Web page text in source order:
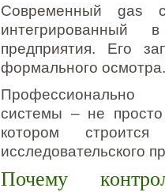
Современный gas
интегрированный
предприятия. Его
формального осмотра.
Профессионально
системы – не
котором строится
исследовательского
Почему